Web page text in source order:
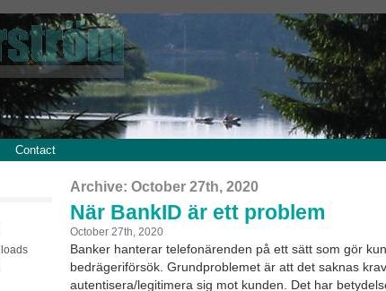
Contact
Archive: October 27th, 2020
När BankID är ett problem
October 27th, 2020
Banker hanterar telefonärenden på ett sätt som gör
bedrägeriförsök. Grundproblemet är att det saknas
autentisera/legitimera sig mot kunden. Det har